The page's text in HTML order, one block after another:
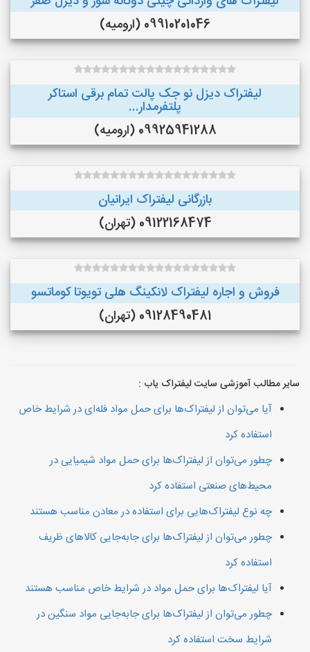
09910201046 (ارومیه)
لیفتراک دیزل نو جک پالت تمام برقی استاکر
پلتفرمدار...
09925941288 (ارومیه)
بازرگانی لیفتراک ایرانیان
09122168474 (تهران)
فروش و اجاره لیفتراک لانکینگ هلی تویوتا کوماتسو
09128490481 (تهران)
سایر مطالب آموزشی سایت لیفتراک یاب :
آیا می‌توان از لیفتراک‌ها برای حمل مواد فله‌ای در شرایط خاص
استفاده کرد
چطور می‌توان از لیفتراک‌ها برای حمل مواد شیمیایی در
محیط‌های صنعتی استفاده کرد
چه نوع لیفتراک‌هایی برای استفاده در معادن مناسب هستند
چطور می‌توان از لیفتراک‌ها برای جابه‌جایی کالاهای ظریف
استفاده کرد
آیا لیفتراک‌ها برای حمل مواد در شرایط خاص مناسب هستند
چطور می‌توان از لیفتراک‌ها برای جابه‌جایی مواد سنگین در
شرایط سخت استفاده کرد